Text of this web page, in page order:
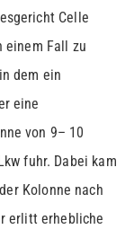
Celle
einem Fall zu
dem ein
eine
von 9– 10
fuhr. Dabei kam
Kolonne nach
erlitt erhebliche